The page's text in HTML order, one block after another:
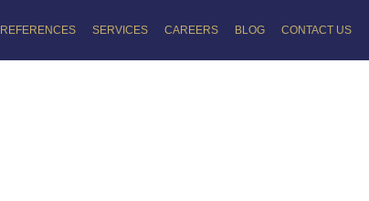
REFERENCES SERVICES CAREERS BLOG CONTACT US